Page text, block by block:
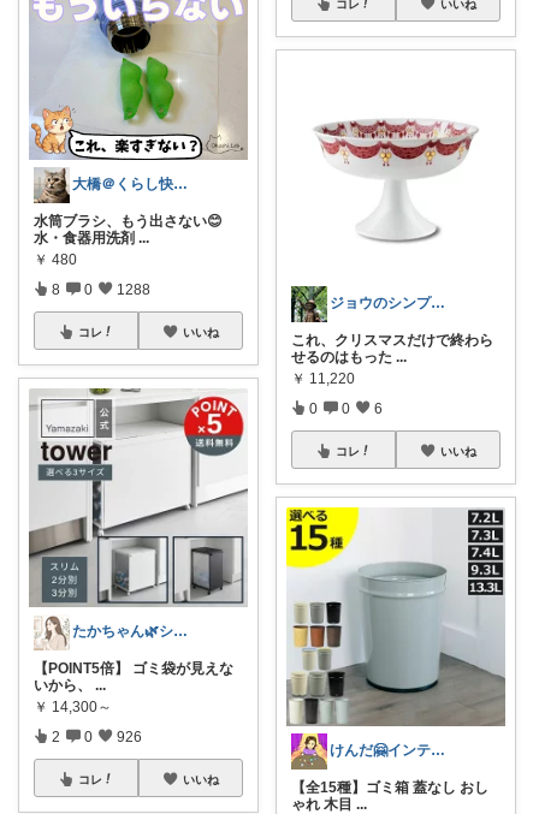
大橋＠くらし快適LAB🌿
水筒ブラシ、もう出さない😊
水・食器用洗剤 ...
￥ 480
8 0 1288
コレ いいね
たかちゃん🌿シンプルで心地よい暮らし
【POINT5倍】 ゴミ袋が見えな
いから、
...
￥ 14,300～
2 0 926
コレ いいね
コレ いいね
ジョウのシンプルで心地よいくらし
これ、クリスマスだけで終わら
せるのはもった ...
￥ 11,220
0 0 6
コレ いいね
けんだ🤗インテリア多め
【全15種】ゴミ箱 蓋なし おし
ゃれ 木目 ...